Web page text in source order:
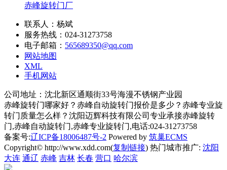
赤峰旋转门厂
联系人：杨斌
服务热线：024-31273758
电子邮箱： 565689350@qq.com
网站地图
XML
手机网站
公司地址：沈北新区通顺街33号海漫不锈钢产业园
赤峰旋转门哪家好？赤峰自动旋转门报价是多少？赤峰专业旋
转门质量怎么样？沈阳迈辉科技有限公司专业承接赤峰旋转
门,赤峰自动旋转门,赤峰专业旋转门,电话:024-31273758
备案号:辽ICP备18006487号-2 Powered by 筑巢ECMS
Copyright© http://www.xdd.com(复制链接) 热门城市推广: 沈阳
大连 通辽 赤峰 吉林 长春 营口 哈尔滨